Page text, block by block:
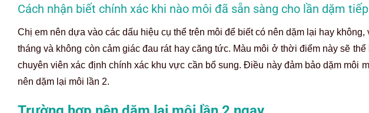
Cách nhận biết chính xác khi nào môi đã sẵn sàng cho lần dặm
Chị em nên dựa vào các dấu hiệu cụ thể trên môi để biết có nên dặm lại hay
tháng và không còn cảm giác đau rát hay căng tức. Màu môi ở thời điểm này sẽ
chuyên viên xác định chính xác khu vực cần bổ sung. Điều này đảm bảo dặm môi
nên dặm lại môi lần 2.